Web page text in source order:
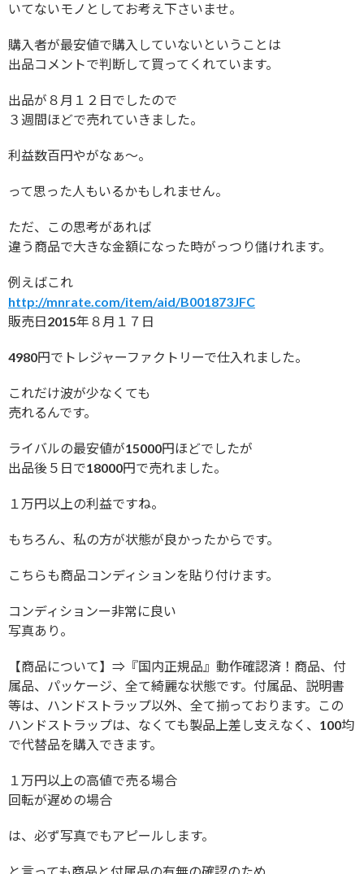
いてないモノとしてお考え下さいませ。
購入者が最安値で購入していないということは
出品コメントで判断して買ってくれています。
出品が８月１２日でしたので
３週間ほどで売れていきました。
利益数百円やがなぁ〜。
って思った人もいるかもしれません。
ただ、この思考があれば
違う商品で大きな金額になった時がっつり儲けれます。
例えばこれ
http://mnrate.com/item/aid/B001873JFC
販売日2015年８月１７日
4980円でトレジャーファクトリーで仕入れました。
これだけ波が少なくても
売れるんです。
ライバルの最安値が15000円ほどでしたが
出品後５日で18000円で売れました。
１万円以上の利益ですね。
もちろん、私の方が状態が良かったからです。
こちらも商品コンディションを貼り付けます。
コンディションー非常に良い
写真あり。
【商品について】⇒『国内正規品』動作確認済！商品、付
属品、パッケージ、全て綺麗な状態です。付属品、説明書
等は、ハンドストラップ以外、全て揃っております。この
ハンドストラップは、なくても製品上差し支えなく、100均
で代替品を購入できます。
１万円以上の高値で売る場合
回転が遅めの場合
は、必ず写真でもアピールします。